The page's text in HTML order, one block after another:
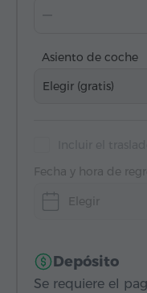
Asiento de coche
Elegir (gratis)
Fecha y hora de
Elegir
Depósito
Se requiere el